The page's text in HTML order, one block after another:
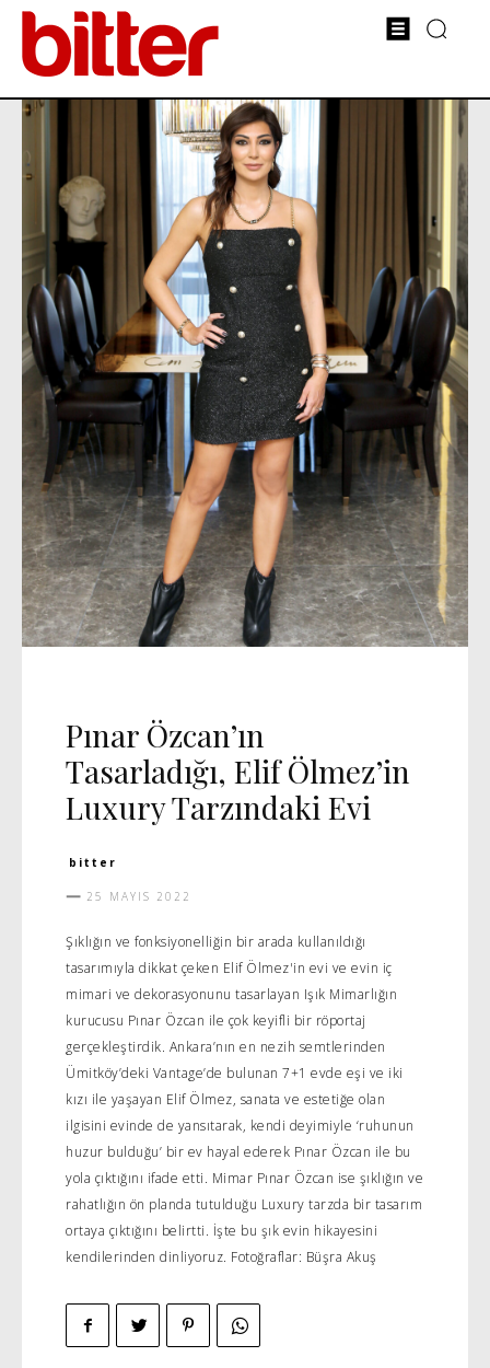
Pınar Özcan’ın
Tasarladığı, Elif Ölmez’in
Luxury Tarzındaki Evi
bitter
25 MAYIS 2022
Şıklığın ve fonksiyonelliğin bir arada kullanıldığı
tasarımıyla dikkat çeken Elif Ölmez'in evi ve evin iç
mimari ve dekorasyonunu tasarlayan Işık Mimarlığın
kurucusu Pınar Özcan ile çok keyifli bir röportaj
gerçekleştirdik. Ankara’nın en nezih semtlerinden
Ümitköy’deki Vantage’de bulunan 7+1 evde eşi ve iki
kızı ile yaşayan Elif Ölmez, sanata ve estetiğe olan
ilgisini evinde de yansıtarak, kendi deyimiyle ‘ruhunun
huzur bulduğu’ bir ev hayal ederek Pınar Özcan ile bu
yola çıktığını ifade etti. Mimar Pınar Özcan ise şıklığın ve
rahatlığın ön planda tutulduğu Luxury tarzda bir tasarım
ortaya çıktığını belirtti. İşte bu şık evin hikayesini
kendilerinden dinliyoruz. Fotoğraflar: Büşra Akuş